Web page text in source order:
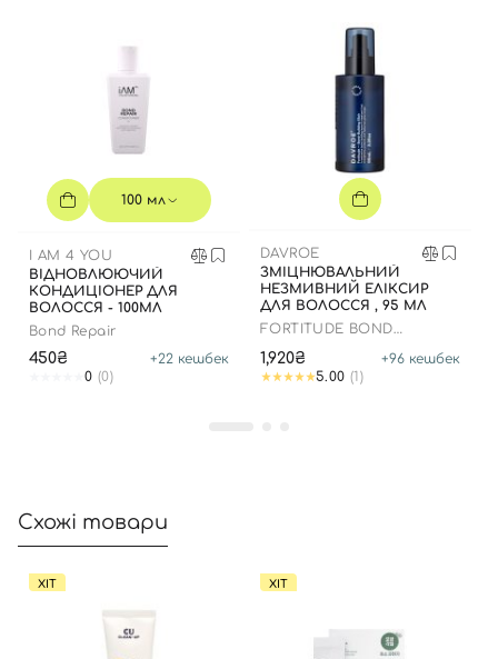
100 мл
I AM 4 YOU
ВІДНОВЛЮЮЧИЙ
КОНДИЦІОНЕР ДЛЯ
ВОЛОССЯ - 100МЛ
Bond Repair
450₴ +22 кешбек
0 (0)
DAVROE
ЗМІЦНЮВАЛЬНИЙ
НЕЗМИВНИЙ ЕЛІКСИР
ДЛЯ ВОЛОССЯ , 95 МЛ
FORTITUDE BOND
1,920₴ +96 кешбек
5.00 (1)
Схожі товари
ХІТ ХІТ
Вхід Реєстрація
Номер телефону
Відправляючи форму для авторизації/реєстрації ви
приймаєте умови
Далі